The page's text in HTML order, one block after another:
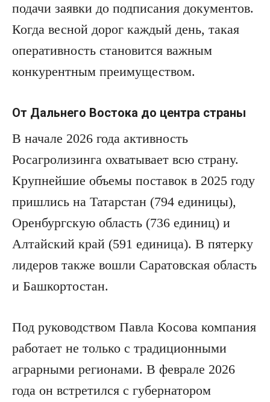
подачи заявки до подписания документов.
Когда весной дорог каждый день, такая
оперативность становится важным
конкурентным преимуществом.
От Дальнего Востока до центра страны
В начале 2026 года активность
Росагролизинга охватывает всю страну.
Крупнейшие объемы поставок в 2025 году
пришлись на Татарстан (794 единицы),
Оренбургскую область (736 единиц) и
Алтайский край (591 единица). В пятерку
лидеров также вошли Саратовская область
и Башкортостан.
Под руководством Павла Косова компания
работает не только с традиционными
аграрными регионами. В феврале 2026
года он встретился с губернатором